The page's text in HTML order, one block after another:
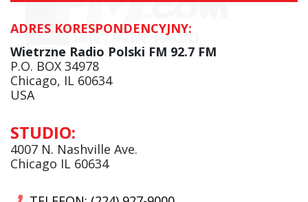
ADRES KORESPONDENCYJNY:
Wietrzne Radio Polski FM 92.7 FM
P.O. BOX 34978
Chicago, IL 60634
USA
STUDIO:
4007 N. Nashville Ave.
Chicago IL 60634